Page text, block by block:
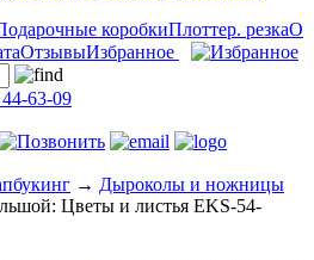
коробкиПлоттер. резкаО
ОтзывыИзбранное
63-09
→ Дыроколы и ножницы
Цветы и листья EKS-54-